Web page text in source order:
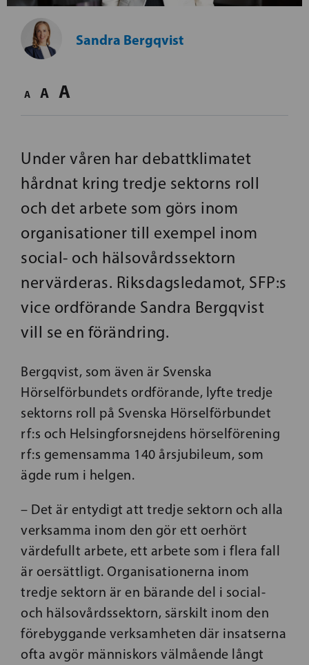
Sandra Bergqvist
A A A
Under våren har debattklimatet
hårdnat kring tredje sektorns roll
och det arbete som görs inom
organisationer till exempel inom
social- och hälsovårdssektorn
nervärderas. Riksdagsledamot, SFP:s
vice ordförande Sandra Bergqvist
vill se en förändring.
Bergqvist, som även är Svenska
Hörselförbundets ordförande, lyfte tredje
sektorns roll på Svenska Hörselförbundet
rf:s och Helsingforsnejdens hörselförening
rf:s gemensamma 140 årsjubileum, som
ägde rum i helgen.
– Det är entydigt att tredje sektorn och alla
verksamma inom den gör ett oerhört
värdefullt arbete, ett arbete som i flera fall
är oersättligt. Organisationerna inom
tredje sektorn är en bärande del i social-
och hälsovårdssektorn, särskilt inom den
förebyggande verksamheten där insatserna
ofta avgör människors välmående långt